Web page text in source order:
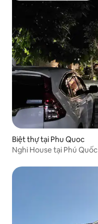
Biệt thự tại Phu Quoc
Nghi House tại Phú Quốc